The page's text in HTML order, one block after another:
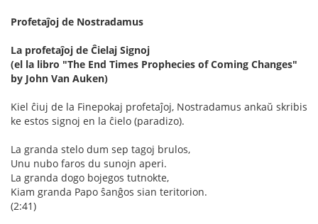
Profetaĵoj de Nostradamus
La profetaĵoj de Ĉielaj Signoj
(el la libro "The End Times Prophecies of Coming Changes"
by John Van Auken)
Kiel ĉiuj de la Finepokaj profetaĵoj, Nostradamus ankaŭ skribis
ke estos signoj en la ĉielo (paradizo).
La granda stelo dum sep tagoj brulos,
Unu nubo faros du sunojn aperi.
La granda dogo bojegos tutnokte,
Kiam granda Papo ŝanĝos sian teritorion.
(2:41)